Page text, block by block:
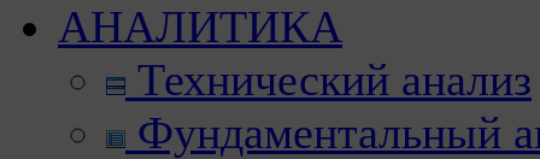
АНАЛИТИКА
Технический анализ
Фундаментальный